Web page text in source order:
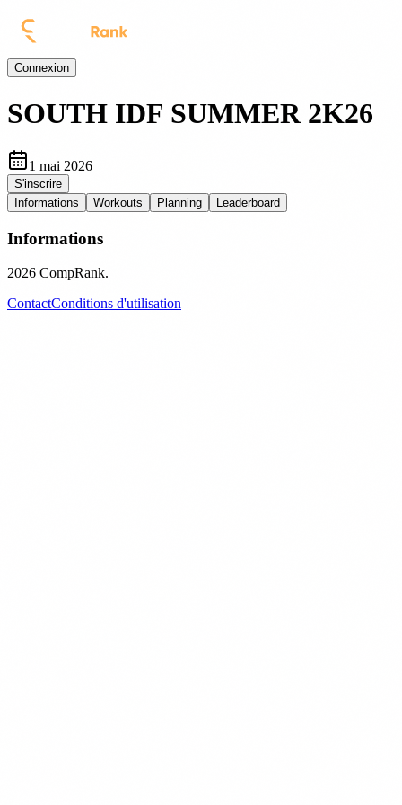
Connexion
SOUTH IDF SUMMER 2K26
1 mai 2026
S'inscrire
Informations
Workouts Planning Leaderboard
Informations
2026 CompRank.
ContactConditions d'utilisation